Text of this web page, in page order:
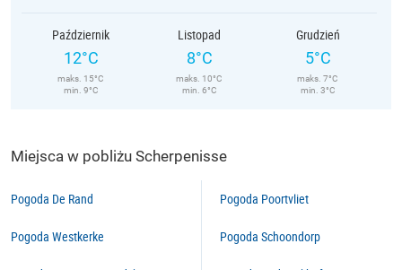
Październik
12°C
maks. 15°C
min. 9°C
Listopad
8°C
maks. 10°C
min. 6°C
Grudzień
5°C
maks. 7°C
min. 3°C
Miejsca w pobliżu Scherpenisse
Pogoda De Rand
Pogoda Westkerke
Pogoda Poortvliet
Pogoda Schoondorp